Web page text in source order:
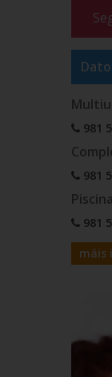
981
981
981
máis